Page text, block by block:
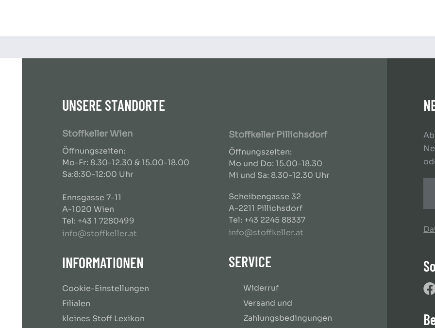
UNSERE STANDORTE
Stoffkeller Wien
Öffnungszeiten:
Mo-Fr: 8.30-12.30 & 15.00-18.00
Sa:8:30-12:00 Uhr
Ennsgasse 7-11
A-1020 Wien
Tel: +43 1 7280499
info@stoffkeller.at
INFORMATIONEN
Cookie-Einstellungen
Filialen
kleines Stoff Lexikon
Stoffkeller Pillichsdorf
Öffnungszeiten:
Mo und Do: 15.00-18.30
Mi und Sa: 8.30-12.30 Uhr
Scheibengasse 32
A-2211 Pillichsdorf
Tel: +43 2245 88337
info@stoffkeller.at
SERVICE
Widerruf
Versand und
Zahlungsbedingungen